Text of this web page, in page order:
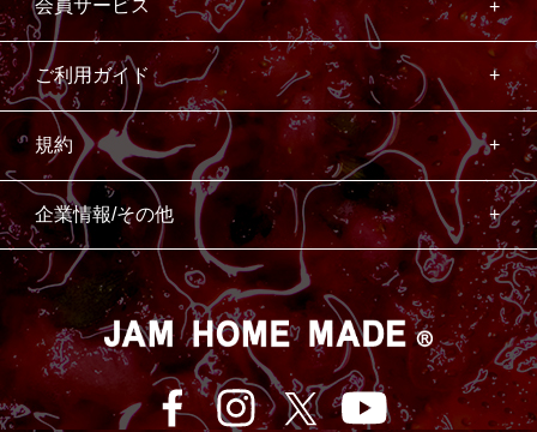
会員サービス
ご利用ガイド
規約
企業情報/その他